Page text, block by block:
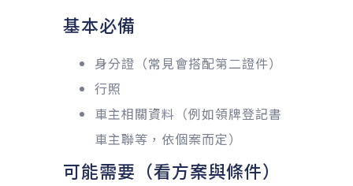
基本必備
身分證（常見會搭配第二證件）
行照
車主相關資料（例如領牌登記書
車主聯等，依個案而定）
可能需要（看方案與條件）